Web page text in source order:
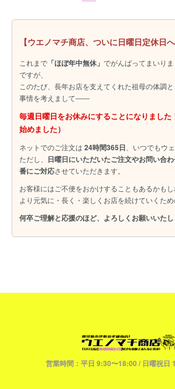
【ウエノマチ商店、ついに日曜日定休日へ
これまで 「ほぼ年中無休」 でがんばってまいり
ですが、
このたび、長年お店を支えてくれた祖母の体調
事情を考えまして――
毎週日曜日をお休みにすることになりました
始めました）
ネットでのご注文は 24時間365日 、いつでもウ
ただし、
日曜日にいただいたご注文やお問い合
番にご対応させていただきます。
お客様にはご不便をおかけすることもあるかもし
より元気に・長く・楽しくお店を続けていくため
何卒ご理解と応援のほど、よろしくお願いいたし
営業時間：平日 9:30〜18:00 / 日曜祝日